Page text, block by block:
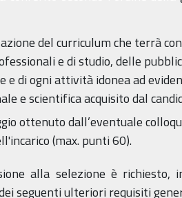
del curriculum che terrà
e di studio, delle
e di ogni attività idonea ad
e scientifica acquisito dal
ottenuto dall’eventuale
(max. punti 60).
alla selezione è
seguenti ulteriori requisiti